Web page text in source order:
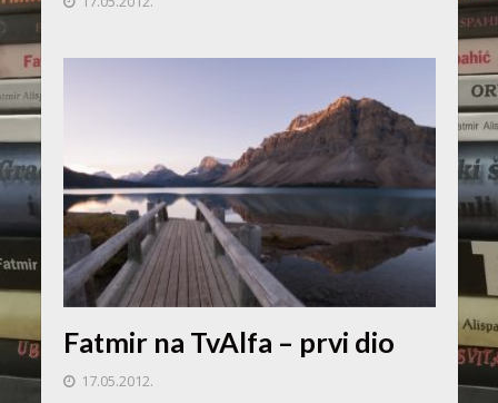
Fatmir na TvAlfa – prvi dio
17.05.2012.